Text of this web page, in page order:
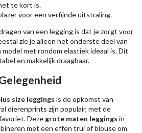
te kort is.
voor een verfijnde uitstraling.
van een legging is dat je zorgt voor
zie je alleen het onderste deel van
met rondom elastiek ideaal is. Dit
en makkelijk draagbaar.
size leggings is de opkomst van
dierenprints zijn populair, met de
Deze grote maten leggings in
met een effen trui of blouse om